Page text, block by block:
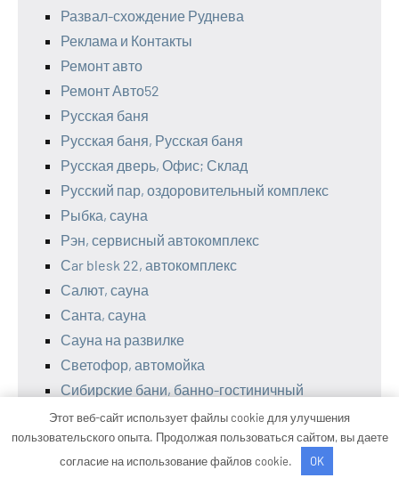
Развал-схождение Руднева
Реклама и Контакты
Ремонт авто
Ремонт Авто52
Русская баня
Русская баня, Русская баня
Русская дверь, Офис; Склад
Русский пар, оздоровительный комплекс
Рыбка, сауна
Рэн, сервисный автокомплекс
Сar blesk 22, автокомплекс
Салют, сауна
Санта, сауна
Сауна на развилке
Светофор, автомойка
Сибирские бани, банно-гостиничный
комплекс
Сказка, отель
Скиф, автомойка
Этот веб-сайт использует файлы cookie для улучшения
пользовательского опыта. Продолжая пользоваться сайтом, вы даете
согласие на использование файлов cookie.
OK